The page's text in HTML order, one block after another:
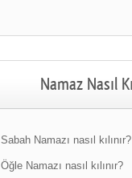
Namaz Nasıl
Sabah Namazı nasıl kılınır?
Öğle Namazı nasıl kılınır?